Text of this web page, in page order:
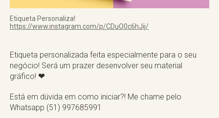
Etiqueta Personaliza!
https://www.instagram.com/p/CDuO0c6hJij/
Etiqueta personalizada feita especialmente para o seu
negócio! Será um prazer desenvolver seu material
gráfico! ❤
Está em dúvida em como iniciar?! Me chame pelo
Whatsapp (51) 997685991